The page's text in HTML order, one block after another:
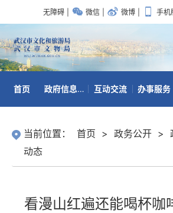
无障碍 微信 微博 手机
首页 政府信息公开 互动交流 办事服务
当前位置： 首页 > 政务公开 >
动态
看漫山红遍还能喝杯咖